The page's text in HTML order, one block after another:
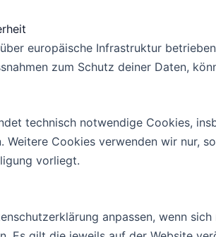
europäische Infrastruktur
zum Schutz deiner Daten,
technisch notwendige Cookies,
Weitere Cookies verwenden wir nur,
vorliegt.
anpassen, wenn